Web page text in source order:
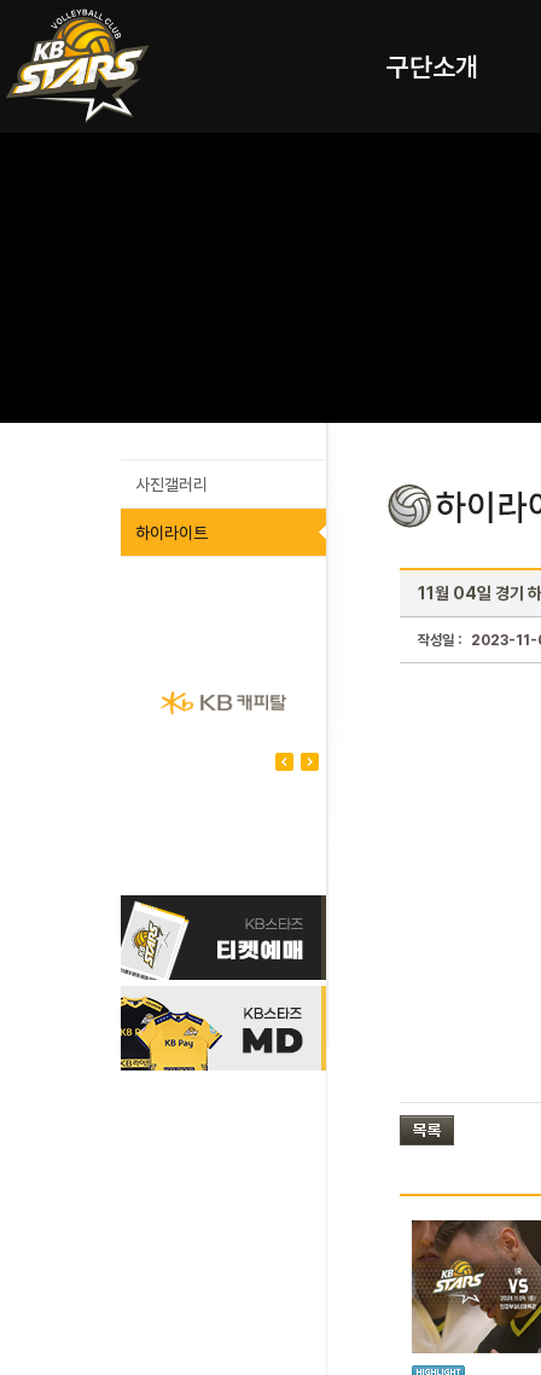
구단소개
사진갤러리
하이라이트
11월 04일 경기
작성일 : 2023-